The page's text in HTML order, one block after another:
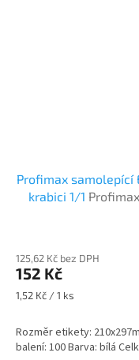
Profimax samolepící
krabici 1/1
125,62 Kč bez DPH
152 Kč
Měrná
1,52 Kč / 1 ks
Rozměr etikety:
balení: 100 Barva: bílá